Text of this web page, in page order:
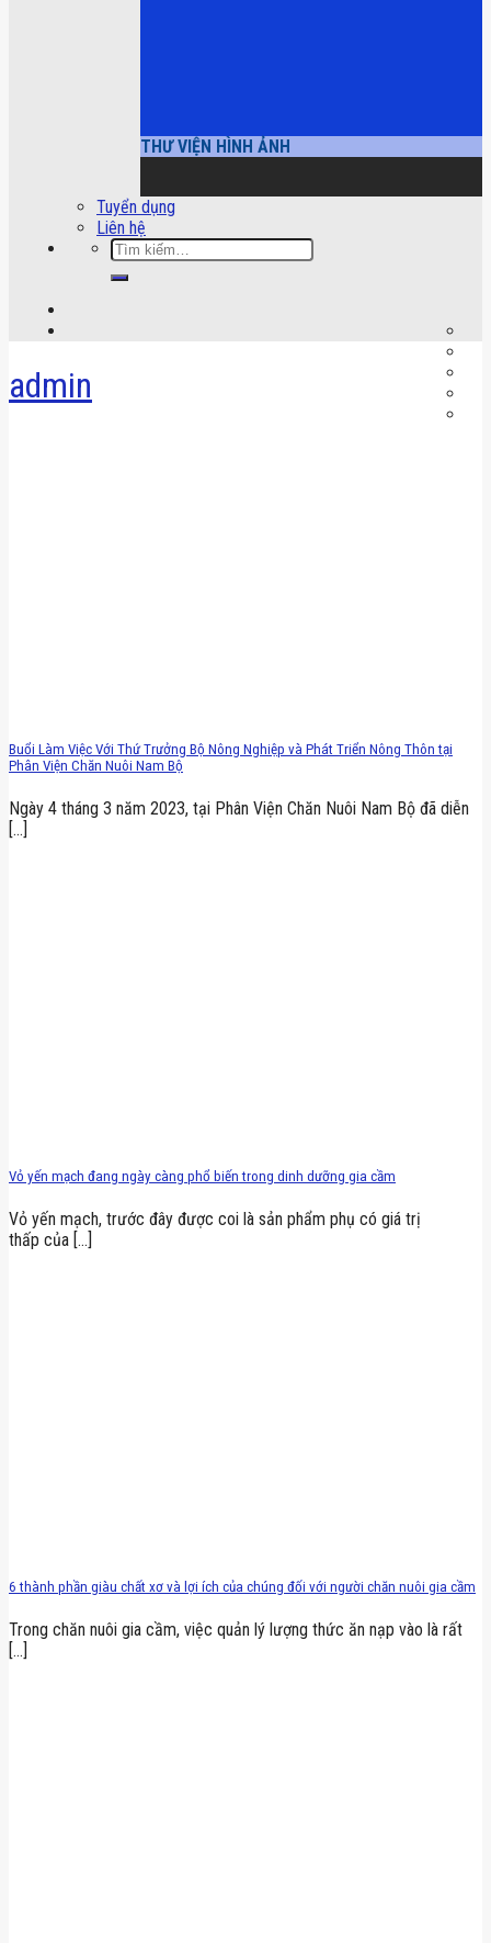
THƯ VIỆN HÌNH ẢNH
Tuyển dụng
Liên hệ
Tìm
kiếm:
admin
Buổi Làm Việc Với Thứ Trưởng Bộ Nông Nghiệp và Phát Triển Nông Thôn tại
Phân Viện Chăn Nuôi Nam Bộ
Ngày 4 tháng 3 năm 2023, tại Phân Viện Chăn Nuôi Nam Bộ đã diễn
[...]
Vỏ yến mạch đang ngày càng phổ biến trong dinh dưỡng gia cầm
Vỏ yến mạch, trước đây được coi là sản phẩm phụ có giá trị
thấp của [...]
6 thành phần giàu chất xơ và lợi ích của chúng đối với người chăn nuôi gia cầm
Trong chăn nuôi gia cầm, việc quản lý lượng thức ăn nạp vào là rất
[...]